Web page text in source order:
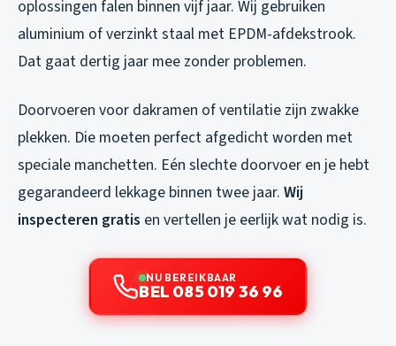
oplossingen falen binnen vijf jaar. Wij gebruiken
aluminium of verzinkt staal met EPDM-afdekstrook.
Dat gaat dertig jaar mee zonder problemen.
Doorvoeren voor dakramen of ventilatie zijn zwakke
plekken. Die moeten perfect afgedicht worden met
speciale manchetten. Eén slechte doorvoer en je hebt
gegarandeerd lekkage binnen twee jaar. Wij
inspecteren gratis en vertellen je eerlijk wat nodig is.
NU BEREIKBAAR
BEL 085 019 36 96